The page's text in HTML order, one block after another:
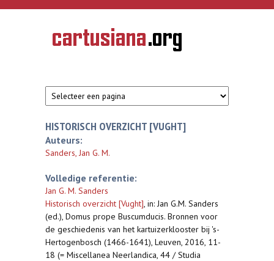
Overslaan en naar de inhoud gaan
CARTUSIANA
Geschiedenis
van de
HISTORISCH OVERZICHT [VUGHT]
Auteurs:
Sanders, Jan G. M.
Volledige referentie:
Jan G. M. Sanders
Historisch overzicht [Vught], in: Jan G.M. Sanders
(ed.), Domus prope Buscumducis. Bronnen voor
de geschiedenis van het kartuizerklooster bij 's-
Hertogenbosch (1466-1641), Leuven, 2016, 11-
18 (= Miscellanea Neerlandica, 44 / Studia